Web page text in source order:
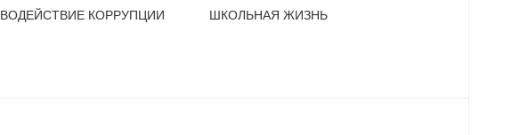
КОРРУПЦИИ ШКОЛЬНАЯ ЖИЗНЬ